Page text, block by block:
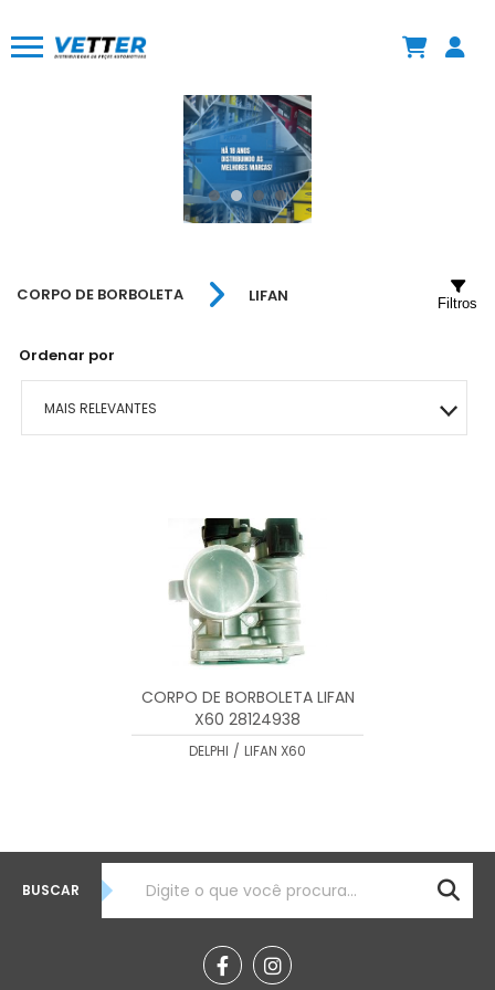
CORPO DE BORBOLETA LIFAN
Ordenar por
MAIS RELEVANTES
Filtros
CORPO DE BORBOLETA LIFAN
X60 28124938
DELPHI / LIFAN X60
BUSCAR